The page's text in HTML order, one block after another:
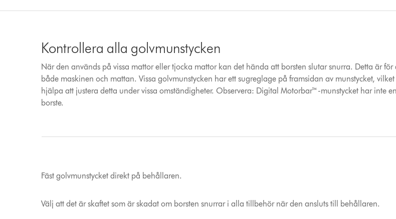
Kontrollera alla golvmunstycken
När den används på vissa mattor eller tjocka mattor kan det hända att borsten slutar snurra. Detta är för
både maskinen och mattan. Vissa golvmunstycken har ett sugreglage på framsidan av munstycket,
hjälpa att justera detta under vissa omständigheter. Observera: Digital Motorbar™-munstycket har inte
borste.
Fäst golvmunstycket direkt på behållaren.
Välj att det är skaftet som är skadat om borsten snurrar i alla tillbehör när den ansluts till behållaren.